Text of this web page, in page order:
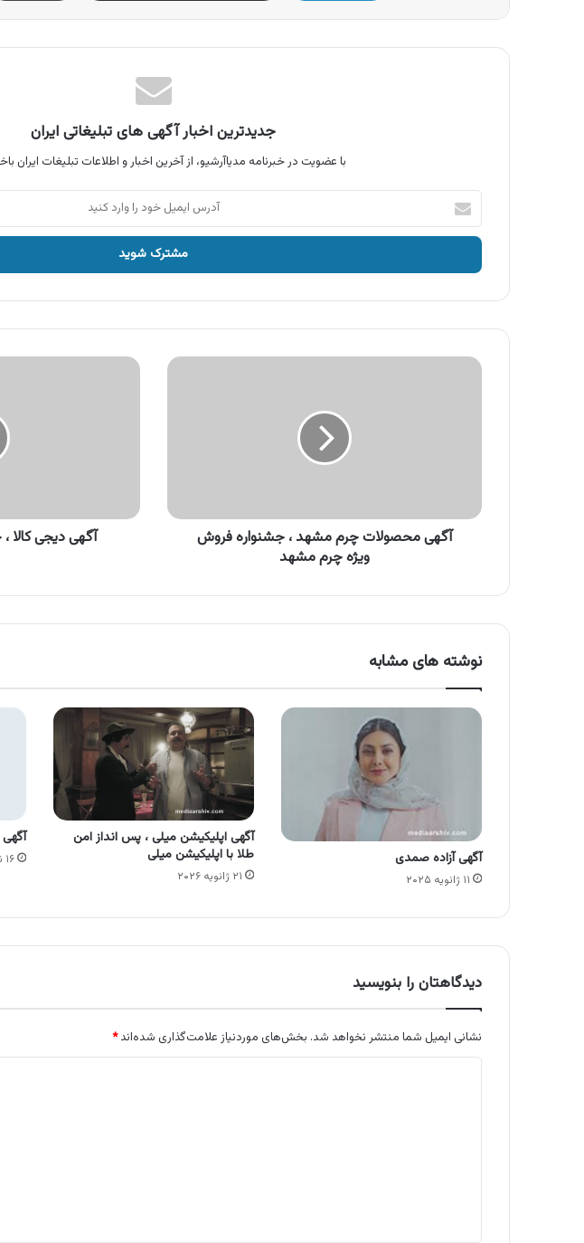
جدیدترین اخبار آگهی های تبلیغاتی ایران
با عضویت در خبرنامه مدیاآرشیو، از آخرین اخبار و اطلاعات تبلیغات ایران
آدرس
ایمیل
خود
وارد
آگهی
چرم
مشهدآگهی محصولات چرم مشهد ، جشنواره فروش
ویژه چرم مشهد
آگهی
کالا
آگهی دیجی کالا
نوشته های مشابه
آگهی آزاده صمدی
۱۱ ژانویه ۲۰۲۵
آگهی اپلیکیشن میلی ، پس انداز امن
طلا با اپلیکیشن میلی
۲۱ ژانویه ۲۰۲۶
۱۶ نوامبر ۲۰۲۵
دیدگاهتان را بنویسید
نشانی ایمیل شما منتشر نخواهد شد. بخش‌های موردنیاز علامت‌گذاری شده‌اند*